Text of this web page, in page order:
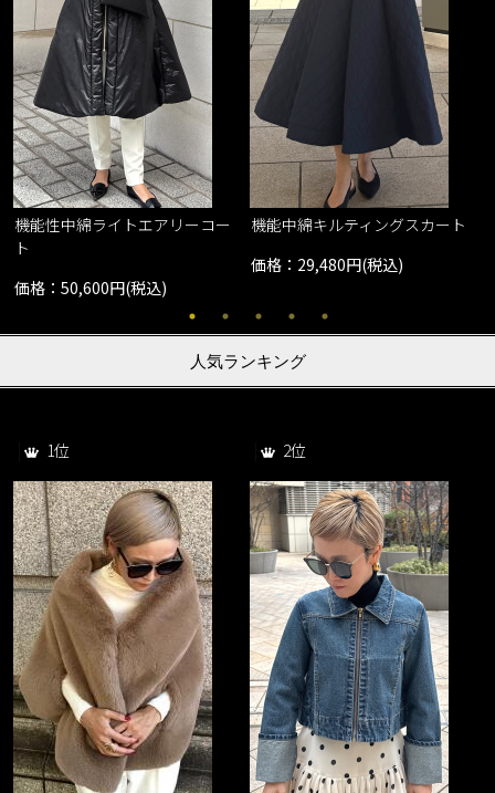
機能性中綿ライトエアリーコー
ト
価格：50,600円(税込)
機能中綿キルティングスカート
価格：29,480円(税込)
人気ランキング
1位 2位